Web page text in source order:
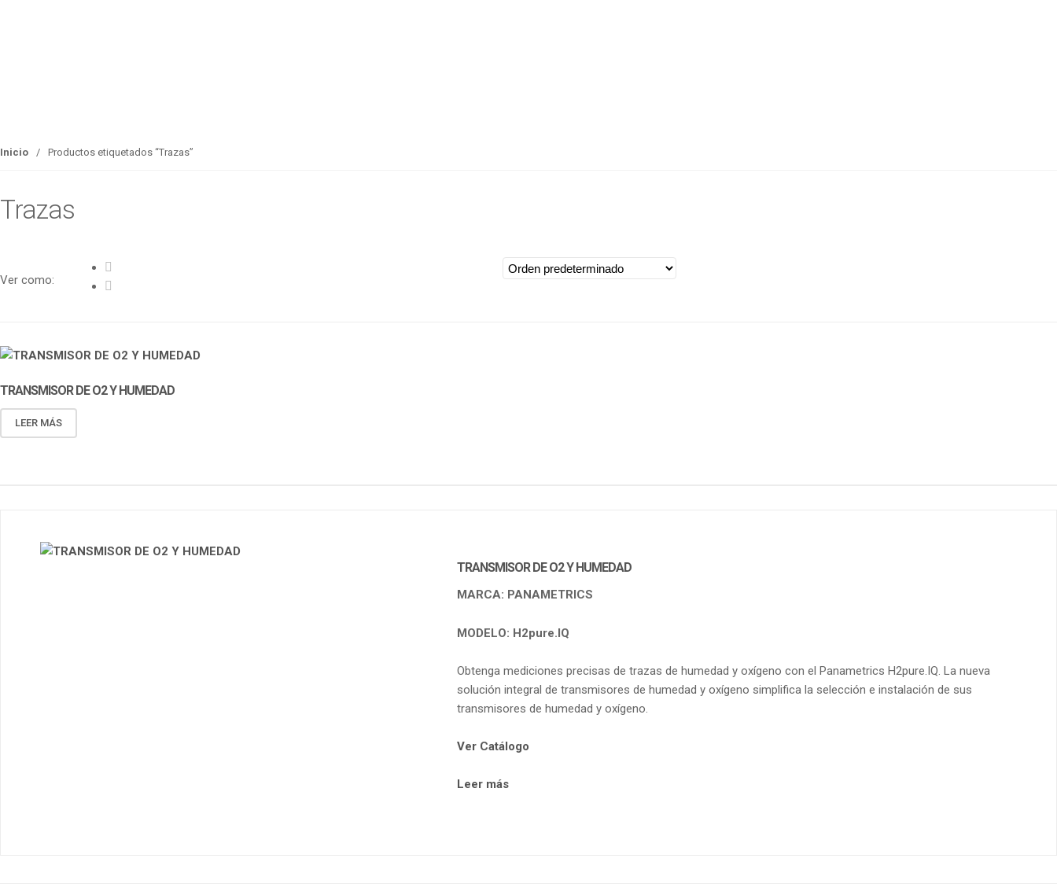
Inicio / Productos etiquetados “Trazas”
Trazas
Ver como:
TRANSMISOR DE O2 Y HUMEDAD
LEER MÁS
TRANSMISOR DE O2 Y HUMEDAD
MARCA: PANAMETRICS
MODELO: H2pure.IQ
Obtenga mediciones precisas de trazas de humedad y oxígeno con el Panametrics H2pure.IQ. La nueva
solución integral de transmisores de humedad y oxígeno simplifica la selección e instalación de sus
transmisores de humedad y oxígeno.
Ver Catálogo
Leer más